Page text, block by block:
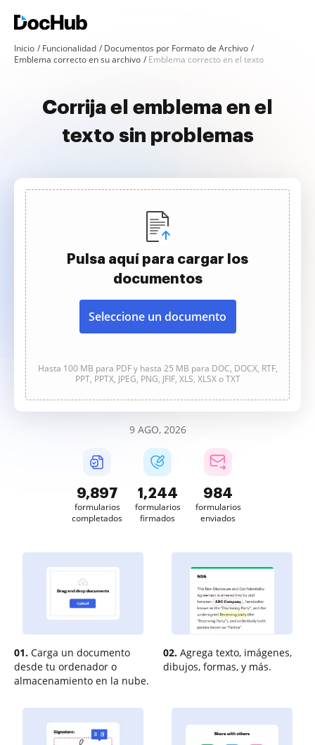
Inicio Funcionalidad
Documentos por Formato de Archivo
Emblema correcto en su archivo
Emblema correcto en el texto
Corrija el emblema en el
texto sin problemas
Pulsa aquí para cargar los
documentos
Seleccione un documento
Hasta 100 MB para PDF y hasta 25 MB para DOC, DOCX, RTF,
PPT, PPTX, JPEG, PNG, JFIF, XLS, XLSX o TXT
9 AGO, 2026
9,898
formularios
completados
1,244
formularios
firmados
984
formularios
enviados
01. Carga un documento
desde tu ordenador o
almacenamiento en la nube.
02. Agrega texto, imágenes,
dibujos, formas, y más.